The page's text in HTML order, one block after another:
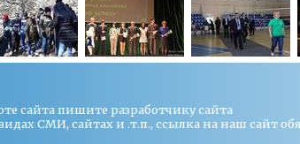
сайта пишите разработчику сайта
СМИ, сайтах и .т.п., ссылка на наш сайт